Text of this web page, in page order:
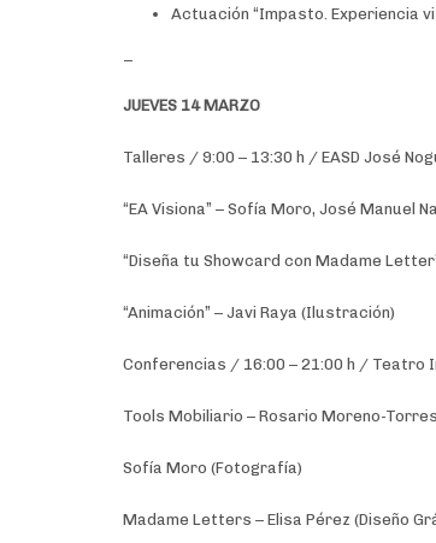
Actuación “Impasto. Experiencia
JUEVES 14 MARZO
Talleres / 9:00 – 13:30 h / EASD José
“EA Visiona” – Sofía Moro, José Manuel
“Diseña tu Showcard con Madame
“Animación” – Javi Raya (Ilustración)
Conferencias / 16:00 – 21:00 h / Teatro
Tools Mobiliario – Rosario Moreno-
Sofía Moro (Fotografía)
Madame Letters – Elisa Pérez (Diseño